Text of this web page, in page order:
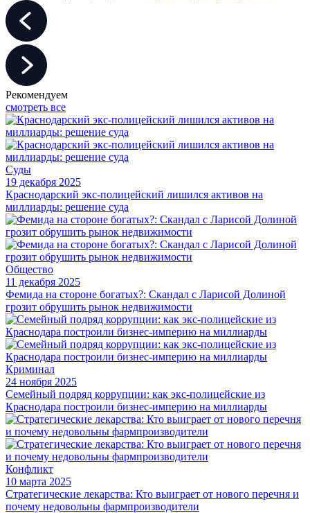
Рекомендуем
смотреть все
Суды
19 декабря 2025
Краснодарский экс-полицейский лишился активов на
миллиарды: решение суда
Общество
11 декабря 2025
Фемида на стороне богатых?: Скандал с Ларисой Долиной
грозит обрушить рынок недвижимости
Криминал
24 ноября 2025
Семейный подряд коррупции: как экс-полицейские из
Краснодара построили бизнес-империю на миллиарды
Конфликт
10 марта 2025
Стратегические лекарства: Кто выиграет от нового перечня и
почему недовольны фармпроизводители